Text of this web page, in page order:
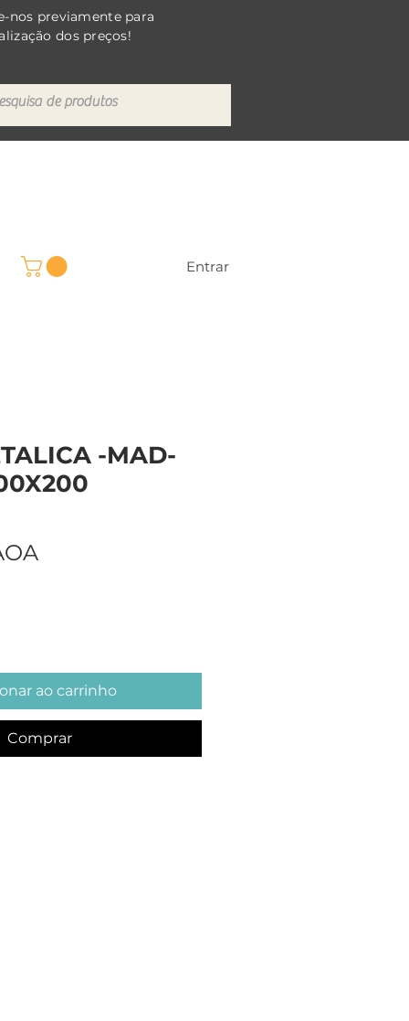
nos previamente para
dos preços!
Entrar
-MAD-
Preço
ao carrinho
Comprar